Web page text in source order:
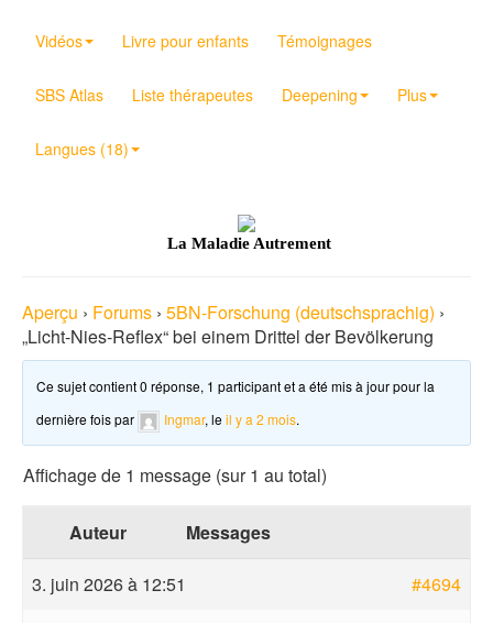
Vidéos Livre pour enfants Témoignages
SBS Atlas Liste thérapeutes Deepening Plus
Langues (18)
La Maladie Autrement
Aperçu › Forums › 5BN-Forschung (deutschsprachig) ›
„Licht-Nies-Reflex“ bei einem Drittel der Bevölkerung
Ce sujet contient 0 réponse, 1 participant et a été mis à jour pour la
dernière fois par
Ingmar, leil y a 2 mois.
Affichage de 1 message (sur 1 au total)
Auteur Messages
3. juin 2026 à 12:51 #4694